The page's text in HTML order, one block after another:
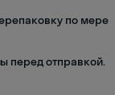
по мере
перед отправкой.